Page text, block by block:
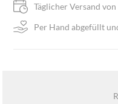
Täglicher Versand
Per Hand abgefüllt